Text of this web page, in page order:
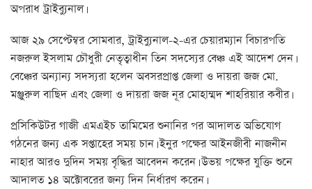
অপরাধ ট্রাইব্যুনাল।
আজ ২৯ সেপ্টেম্বর সোমবার, ট্রাইব্যুনাল-২-এর চেয়ারম্যান বিচারপতি
নজরুল ইসলাম চৌধুরী নেতৃত্বাধীন তিন সদস্যের বেঞ্চ এই আদেশ দেন।
বেঞ্চের অন্যান্য সদস্যরা হলেন অবসরপ্রাপ্ত জেলা ও দায়রা জজ মো.
মঞ্জুরুল বাছিদ এবং জেলা ও দায়রা জজ নূর মোহাম্মদ শাহরিয়ার কবীর।
প্রসিকিউটর গাজী এমএইচ তামিমের শুনানির পর আদালত অভিযোগ
গঠনের জন্য এক সপ্তাহের সময় চান। ইনুর পক্ষের আইনজীবী নাজনীন
নাহার আরও দুদিন সময় বৃদ্ধির আবেদন করেন। উভয় পক্ষের যুক্তি শুনে
আদালত ১৪ অক্টোবরের জন্য দিন নির্ধারণ করেন।